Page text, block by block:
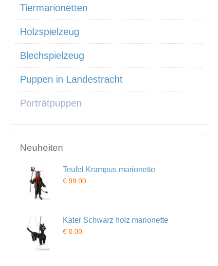
Tiermarionetten
Holzspielzeug
Blechspielzeug
Puppen in Landestracht
Porträtpuppen
Neuheiten
Teufel Krampus marionette
€ 99.00
Kater Schwarz holz marionette
€ 0.00